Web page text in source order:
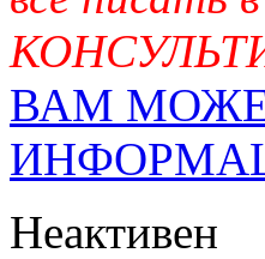
ВАМ
Неактивен